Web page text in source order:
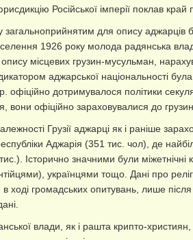
Російської імперії поклав край
загальноприйнятим для опису аджарців
1926 року молода радянська
місцевих грузин-мусульман,
аджарської національності
офіційно дотримувалося політики
вони офіційно зараховувалися до
Грузії аджарці як і раніше
Аджарія (351 тис. чол), де
Історично значними були міжетнічні
українцями тощо. Дані про
в ході громадських опитувань, лише
влади, як і рашта крипто-